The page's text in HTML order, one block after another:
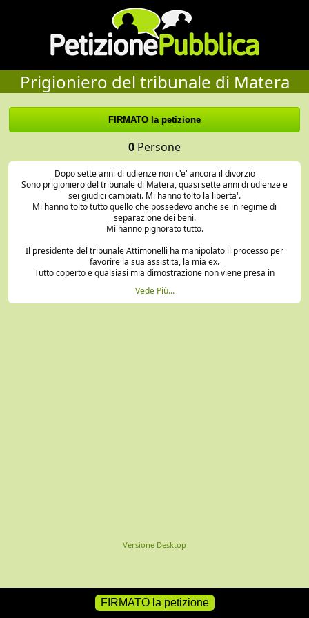
Prigioniero del tribunale di Matera
0 Persone
Dopo sette anni di udienze non c'e' ancora il divorzio
Sono prigioniero del tribunale di Matera, quasi sette anni di udienze e
sei giudici cambiati. Mi hanno tolto la liberta'.
Mi hanno tolto tutto quello che possedevo anche se in regime di
separazione dei beni.
Mi hanno pignorato tutto.
Il presidente del tribunale Attimonelli ha manipolato il processo per
favorire la sua assistita, la mia ex.
Tutto coperto e qualsiasi mia dimostrazione non viene presa in
Vede Più...
Versione Desktop